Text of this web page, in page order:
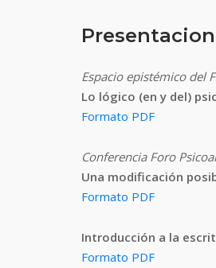
Espacio epistémico del
Lo lógico (en y del)
Formato PDF
Conferencia Foro
Una modificación
Formato PDF
Introducción a la
Formato PDF